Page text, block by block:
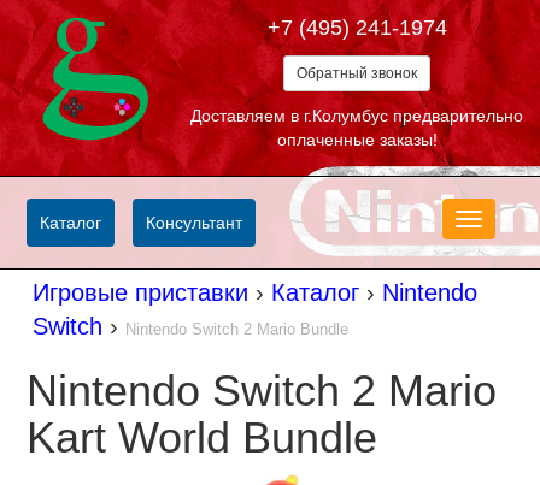
+7 (495) 241-1974
Обратный звонок
Доставляем в г.Колумбус предварительно
оплаченные заказы!
Меню
Каталог Консультант
Игровые приставки › Каталог › Nintendo
Switch › Nintendo Switch 2 Mario Bundle
Nintendo Switch 2 Mario
Kart World Bundle